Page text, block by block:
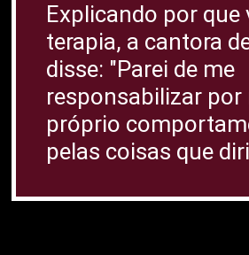
Explicando por que
terapia, a cantora
disse: "Parei de me
responsabilizar por
próprio
pelas coisas que